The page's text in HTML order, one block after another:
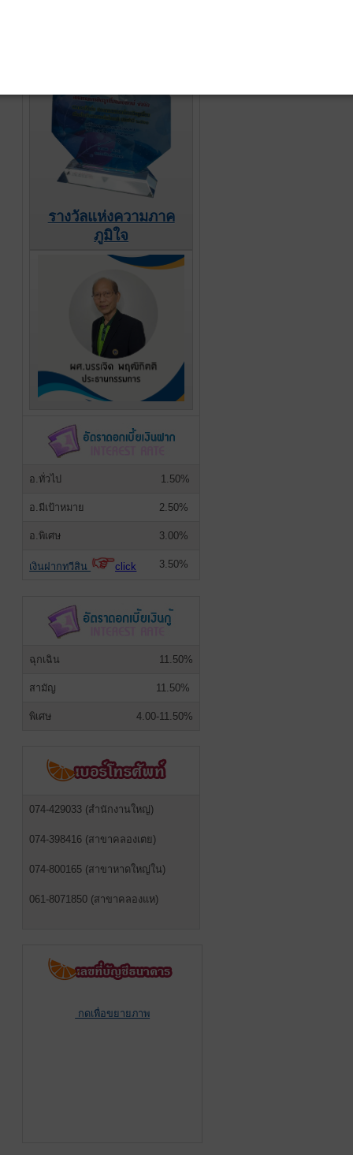
รางวัลแห่งความภาค
ภูมิใจ
อ.ทั่วไป 1.50%
อ.มีเป้าหมาย 2.50%
อ.พิเศษ 3.00%
เงินฝากทวีสิน click 3.50%
ฉุกเฉิน 11.50%
สามัญ 11.50%
พิเศษ 4.00-11.50%
074-429033 (สำนักงานใหญ่)
074-398416 (สาขาคลองเตย)
074-800165 (สาขาหาดใหญ่ใน)
061-8071850 (สาขาคลองแห)
กดเพื่อขยายภาพ